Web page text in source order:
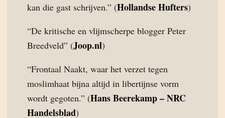
kan die gast schrijven.” (Hollandse Hufters)
“De kritische en vlijmscherpe blogger Peter
Breedveld” (Joop.nl)
“Frontaal Naakt, waar het verzet tegen
moslimhaat bijna altijd in libertijnse vorm
wordt gegoten.” (Hans Beerekamp – NRC
Handelsblad)